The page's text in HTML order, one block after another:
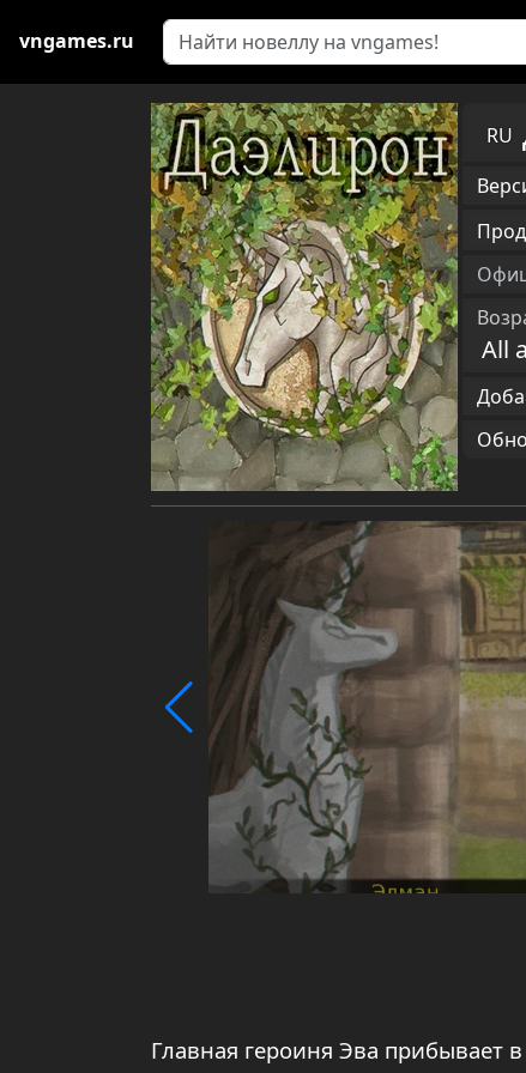
vngames.ru
RU
All
Главная героиня Эва прибывает